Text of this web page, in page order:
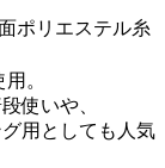
ポリエステル糸
用。
使いや、
用としても人気